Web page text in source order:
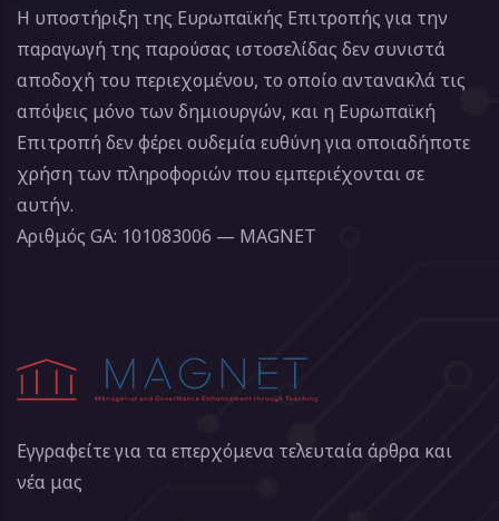
Η υποστήριξη της Ευρωπαϊκής Επιτροπής για την
παραγωγή της παρούσας ιστοσελίδας δεν συνιστά
αποδοχή του περιεχομένου, το οποίο αντανακλά τις
απόψεις μόνο των δημιουργών, και η Ευρωπαϊκή
Επιτροπή δεν φέρει ουδεμία ευθύνη για οποιαδήποτε
χρήση των πληροφοριών που εμπεριέχονται σε
αυτήν.
Αριθμός GA: 101083006 — MAGNET
Εγγραφείτε για τα επερχόμενα τελευταία άρθρα και
νέα μας